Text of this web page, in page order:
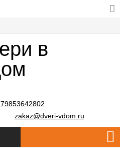
zakaz@dveri-vdom.ru